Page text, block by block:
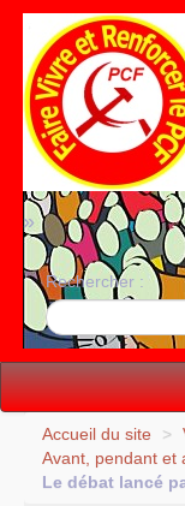
»
Rechercher :
Vie politique
Lutter, Unir...
Accueil du site >
Avant, pendant et
Le débat lancé